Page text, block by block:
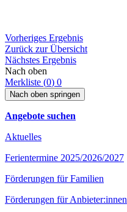
Vorheriges Ergebnis
Zurück zur Übersicht
Nächstes Ergebnis
Nach oben
Merkliste (0) 0
Nach oben springen
Angebote suchen
Aktuelles
Ferientermine 2025/2026/2027
Förderungen für Familien
Förderungen für Anbieter:innen